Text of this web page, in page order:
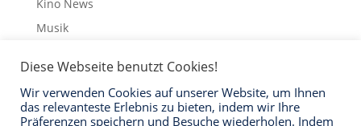
Kino News
Musik
Streaming
Trailer
Diese Webseite benutzt Cookies!
Wir verwenden Cookies auf unserer Website, um Ihnen
das relevanteste Erlebnis zu bieten, indem wir Ihre
Präferenzen speichern und Besuche wiederholen. Indem